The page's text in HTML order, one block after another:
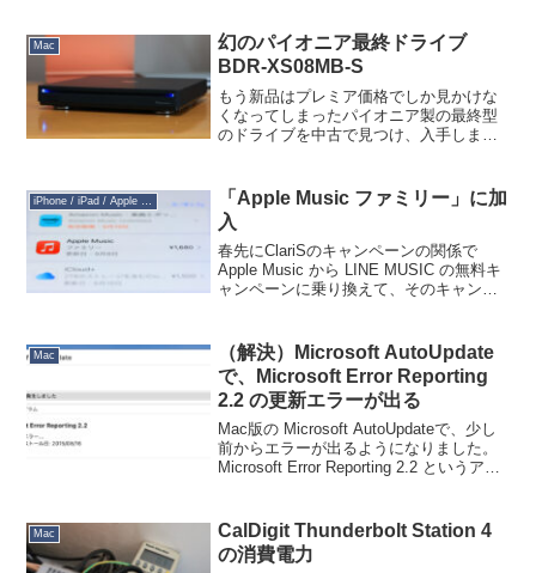
が１つのスイ...
Mac
幻のパイオニア最終ドライブ
BDR-XS08MB-S
もう新品はプレミア価格でしか見かけな
くなってしまったパイオニア製の最終型
のドライブを中古で見つけ、入手しまし
が多いですが、これは新品の７割の価格
でした。良心的。箱付きで...
「Apple Music ファミリー」に加
入
春先にClariSのキャンペーンの関係で
Apple Music から LINE MUSIC の無料キ
ャンペーンに乗り換えて、そのキャンペ
でそちらに乗り換...
Mac
（解決）Microsoft AutoUpdate
で、Microsoft Error Reporting
2.2 の更新エラーが出る
Mac版の Microsoft AutoUpdateで、少し
前からエラーが出るようになりました。
Microsoft Error Reporting 2.2 というアプ
ろ、/...
Mac
CalDigit Thunderbolt Station 4
の消費電力